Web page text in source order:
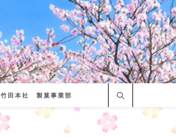
竹田本社 製菓事業部